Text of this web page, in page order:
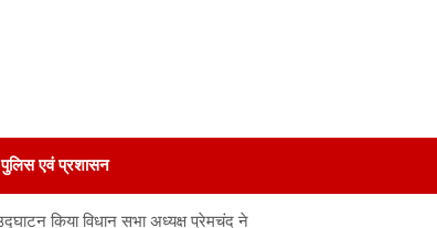
पुलिस एवं प्रशासन
किया विधान सभा अध्यक्ष प्रेमचंद ने